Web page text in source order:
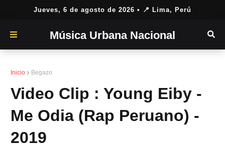
Jueves, 6 de agosto de 2026 • 📍 Lima, Perú
Música Urbana Nacional
Inicio Begazo
Video Clip : Young Eiby -
Me Odia (Rap Peruano) -
2019